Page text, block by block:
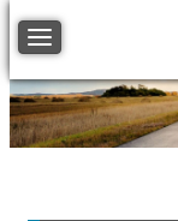
Toggle navigation